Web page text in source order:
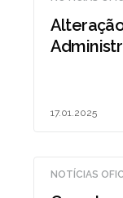
17.01.2025
NOTÍCIAS